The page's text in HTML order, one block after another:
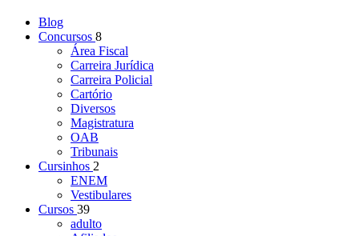
Blog
Concursos 8
Área Fiscal
Carreira Jurídica
Carreira Policial
Cartório
Diversos
Magistratura
OAB
Tribunais
Cursinhos 2
ENEM
Vestibulares
Cursos 39
adulto